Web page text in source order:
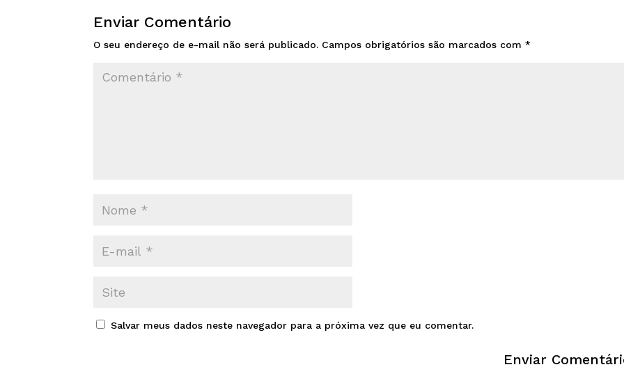
Enviar Comentário
O seu endereço de e-mail não será publicado. Campos obrigatórios são marcados com*
Salvar meus dados neste navegador para a próxima vez que eu comentar.